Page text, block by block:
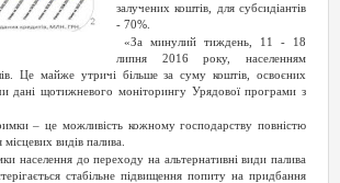
залучених коштів, для субсидіантів
- 70%.
«За минулий тиждень, 11 - 18
липня 2016 року, населенням
Це майже утричі більше за суму коштів, освоєних
дані щотижневого моніторингу Урядової програми з
– це можливість кожному господарству повністю
видів палива.
населення до переходу на альтернативні види палива
стабільне підвищення попиту на придбання